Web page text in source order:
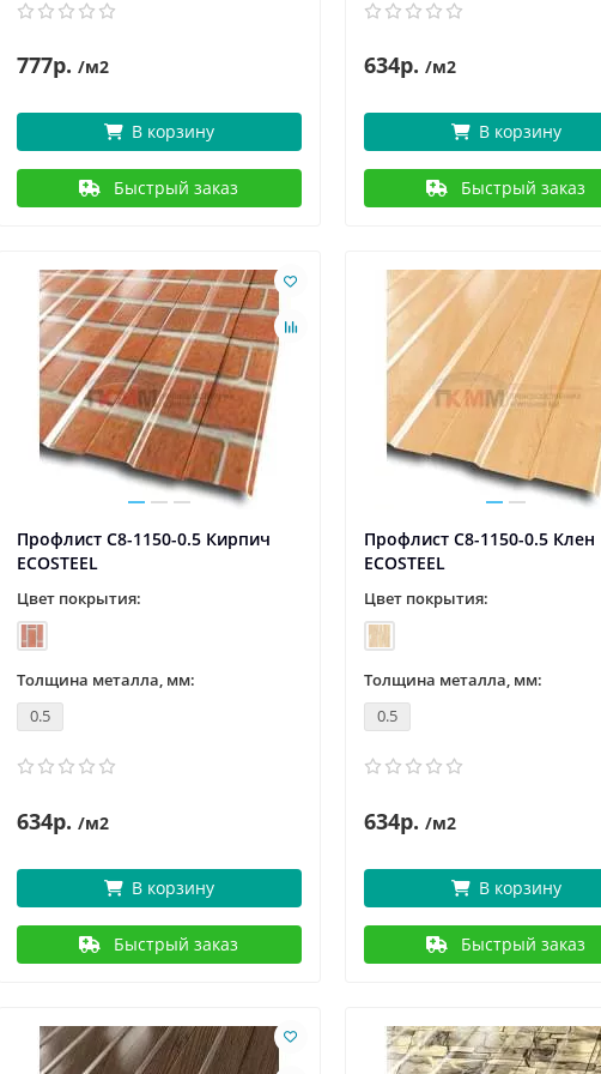
новости и статьи 06.05.2022 3749
9 Мая - День Победы!
Компания "Евроштакетник" С
прекрасным праздником, суровым и
трогательным одновременно — с
великим и ..
29.04.2022
1 мая – Праздник Весны и
Компания "Евроштакетник" С
праздником 1 Мая! Пусть
станет днем, когда все дела
777р. /м2
В корзину
Быстрый заказ
634р. /м2
В корзину
Быстрый заказ
Профлист С8-1150-0.5 Кирпич
ECOSTEEL
Цвет покрытия:
Толщина металла, мм:
0.5
634р. /м2
В корзину
Быстрый заказ
Профлист С8-1150-0.5 Клен
ECOSTEEL
Цвет покрытия:
Толщина металла, мм:
0.5
634р. /м2
В корзину
Быстрый заказ